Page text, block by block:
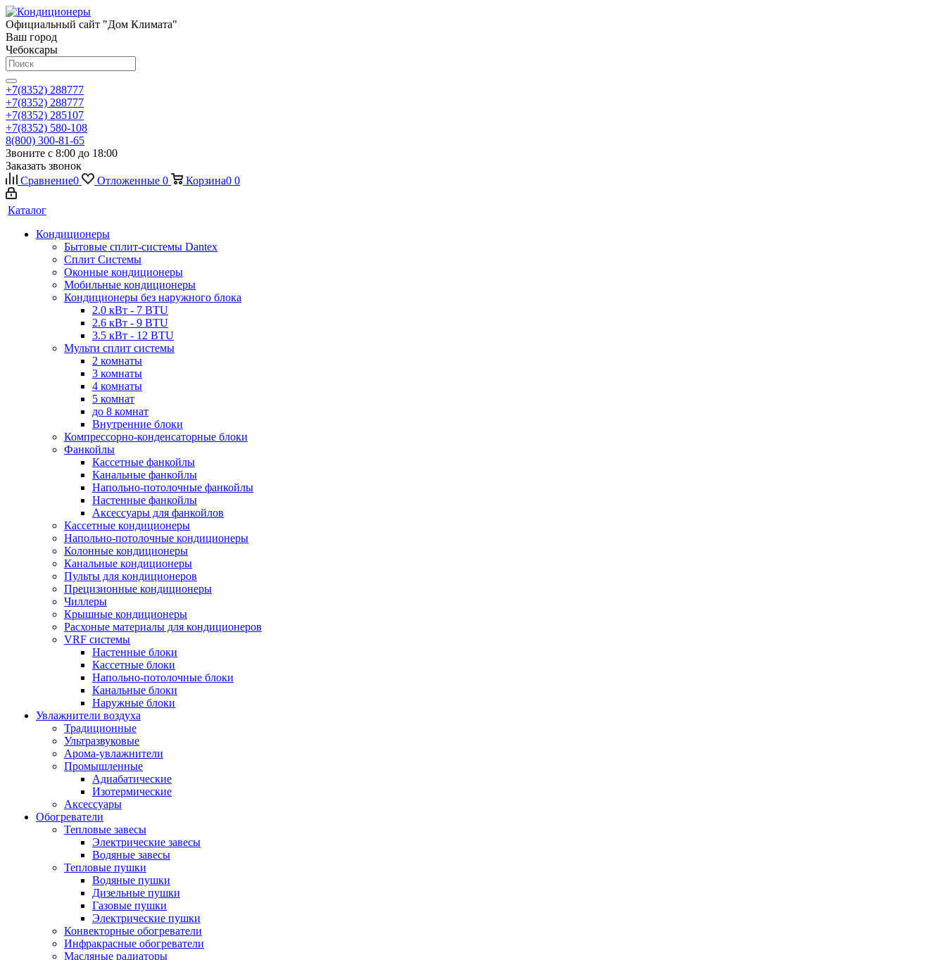
Официальный сайт "Дом Климата"
Ваш город
Чебоксары
+7(8352) 288777
+7(8352) 288777
+7(8352) 285107
+7(8352) 580-108
8(800) 300-81-65
Звоните с 8:00 до 18:00
Заказать звонок
Сравнение0 Отложенные 0 Корзина0 0
Каталог
Кондиционеры
Бытовые сплит-системы Dantex
Сплит Системы
Оконные кондиционеры
Мобильные кондиционеры
Кондиционеры без наружного блока
2.0 кВт - 7 BTU
2.6 кВт - 9 BTU
3.5 кВт - 12 BTU
Мульти сплит системы
2 комнаты
3 комнаты
4 комнаты
5 комнат
до 8 комнат
Внутренние блоки
Компрессорно-конденсаторные блоки
Фанкойлы
Кассетные фанкойлы
Канальные фанкойлы
Напольно-потолочные фанкойлы
Настенные фанкойлы
Аксессуары для фанкойлов
Кассетные кондиционеры
Напольно-потолочные кондиционеры
Колонные кондиционеры
Канальные кондиционеры
Пульты для кондиционеров
Прецизионные кондиционеры
Чиллеры
Крышные кондиционеры
Расхоные материалы для кондиционеров
VRF системы
Настенные блоки
Кассетные блоки
Напольно-потолочные блоки
Канальные блоки
Наружные блоки
Увлажнители воздуха
Традиционные
Ультразвуковые
Арома-увлажнители
Промышленныe
Адиабатические
Изотермические
Аксессуары
Обогреватели
Тепловые завесы
Электрические завесы
Водяные завесы
Тепловые пушки
Водяные пушки
Дизельные пушки
Газовые пушки
Электрические пушки
Конвекторные обогреватели
Инфракрасные обогреватели
Масляные радиаторы